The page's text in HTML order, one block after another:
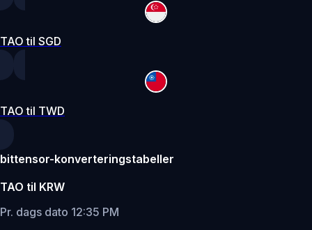
TAO til SGD
TAO til TWD
bittensor-konverteringstabeller
TAO til KRW
Pr. dags dato 12:35 PM